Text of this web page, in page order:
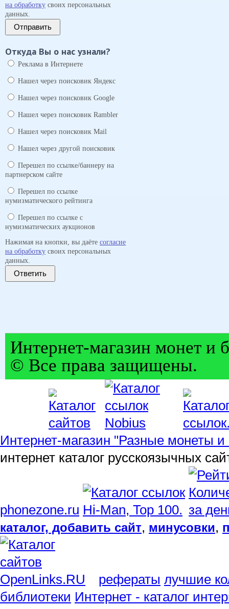
на обработку своих персональных
данных.
Отправить
Откуда Вы о нас узнали?
Реклама в Интернете
Нашел через поисковик Яндекс
Нашел через поисковик Google
Нашел через поисковик Rambler
Нашел через поисковик Mail
Нашел через другой поисковик
Перешел по ссылке/баннеру на
партнерском сайте
Перешел по ссылке
нумизматического рейтинга
Перешел по ссылке с
нумизматических аукционов
Нажимая на кнопки, вы даёте согласие
на обработку своих персональных
данных.
Ответить
Интернет-магазин монет и
© Все права защищены.
Интернет-магазин "Разные монеты и
интернет каталог русскоязычных
phonezone.ru
каталог, добавить сайт, минусовки,
рефераты лучшие
библиотеки Интернет - каталог